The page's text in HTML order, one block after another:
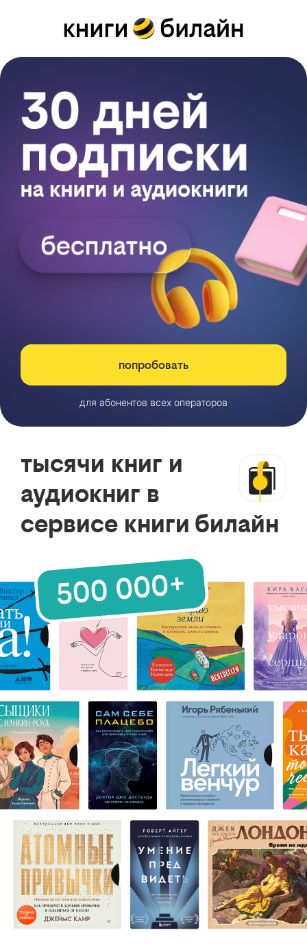
попробовать
для абонентов всех операторов
тысячи книг и
аудиокниг в
сервисе книги билайн